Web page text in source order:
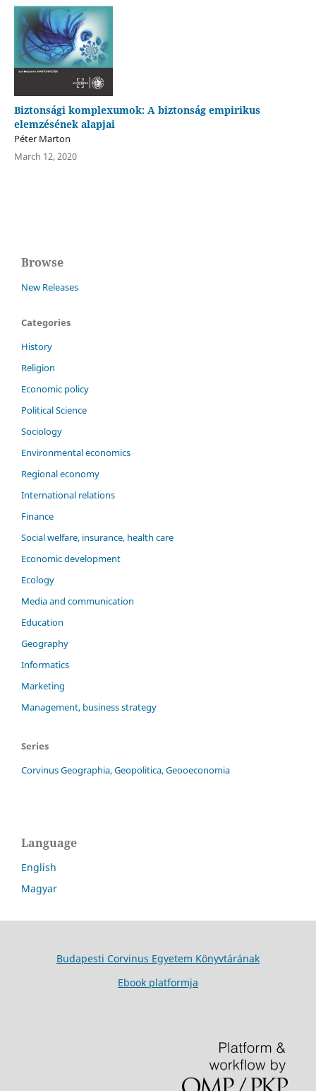
Biztonsági komplexumok: A biztonság empirikus
elemzésének alapjai
Péter Marton
March 12, 2020
Browse
New Releases
Categories
History
Religion
Economic policy
Political Science
Sociology
Environmental economics
Regional economy
International relations
Finance
Social welfare, insurance, health care
Economic development
Ecology
Media and communication
Education
Geography
Informatics
Marketing
Management, business strategy
Series
Corvinus Geographia, Geopolitica, Geooeconomia
Language
English
Magyar
Budapesti Corvinus Egyetem Könyvtárának
Ebook platformja